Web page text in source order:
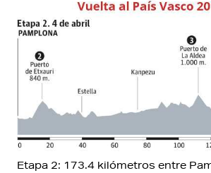
Etapa 2: 173.4 kilómetros entre